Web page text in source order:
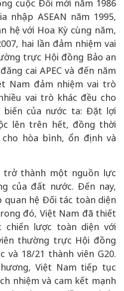
cuộc Đổi mới năm 1986
nhập ASEAN năm 1995,
hệ với Hoa Kỳ cùng năm,
hai lần đảm nhiệm vai
trực Hội đồng Bảo an
cai APEC và đến năm
Nam đảm nhiệm vai trò
vai trò khác đều cho
biến của nước ta: Đặt lợi
lên trên hết, đồng thời
hòa bình, ổn định và
trở thành một nguồn lực
của đất nước. Đến nay,
hệ Đối tác toàn diện
đó, Việt Nam đã thiết
lược toàn diện với
thường trực Hội đồng
và 18/21 thành viên G20.
Việt Nam tiếp tục
nhiệm và cam kết mạnh